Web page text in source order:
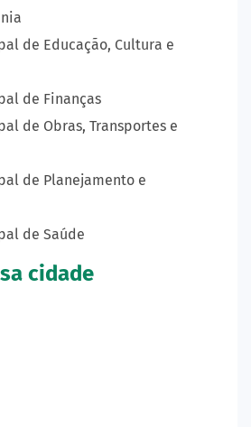
de Educação, Cultura e
de Finanças
de Obras, Transportes e
de Planejamento e
de Saúde
cidade